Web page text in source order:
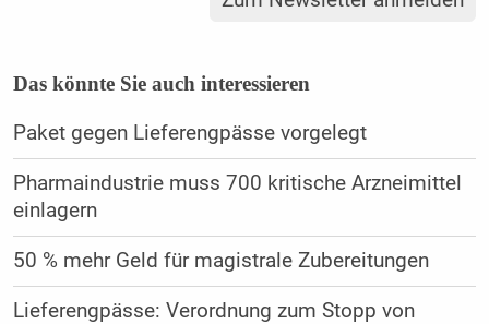
Das könnte Sie auch interessieren
Paket gegen Lieferengpässe vorgelegt
Pharmaindustrie muss 700 kritische Arzneimittel
einlagern
50 % mehr Geld für magistrale Zubereitungen
Lieferengpässe: Verordnung zum Stopp von